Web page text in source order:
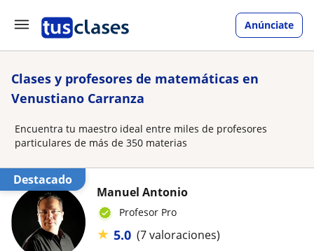
Anúnciate
Clases y profesores de matemáticas en
Venustiano Carranza
Encuentra tu maestro ideal entre miles de profesores
particulares de más de 350 materias
Destacado
Manuel Antonio
Profesor Pro
★ 5.0 (7 valoraciones)